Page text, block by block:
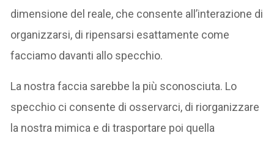
dimensione del reale, che consente all’interazione di
organizzarsi, di ripensarsi esattamente come
facciamo davanti allo specchio.
La nostra faccia sarebbe la più sconosciuta. Lo
specchio ci consente di osservarci, di riorganizzare
la nostra mimica e di trasportare poi quella